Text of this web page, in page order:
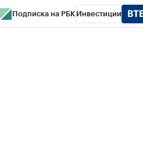
Подписка на РБК Инвестиции